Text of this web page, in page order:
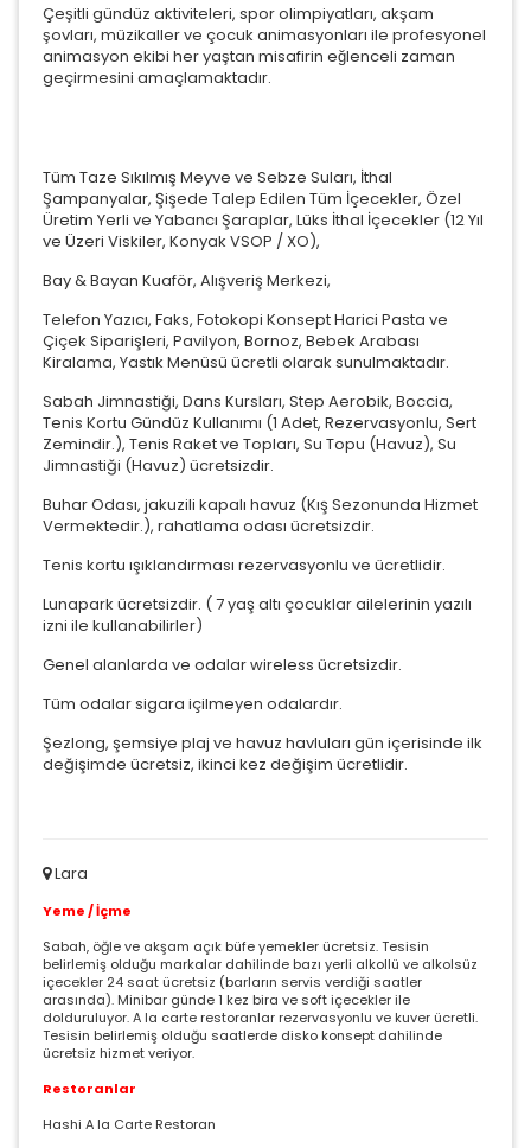
Çeşitli gündüz aktiviteleri, spor olimpiyatları, akşam
şovları, müzikaller ve çocuk animasyonları ile profesyonel
animasyon ekibi her yaştan misafirin eğlenceli zaman
geçirmesini amaçlamaktadır.
Tüm Taze Sıkılmış Meyve ve Sebze Suları, İthal
Şampanyalar, Şişede Talep Edilen Tüm İçecekler, Özel
Üretim Yerli ve Yabancı Şaraplar, Lüks İthal İçecekler (12 Yıl
ve Üzeri Viskiler, Konyak VSOP / XO),
Bay & Bayan Kuaför, Alışveriş Merkezi,
Telefon Yazıcı, Faks, Fotokopi Konsept Harici Pasta ve
Çiçek Siparişleri, Pavilyon, Bornoz, Bebek Arabası
Kiralama, Yastık Menüsü ücretli olarak sunulmaktadır.
Sabah Jimnastiği, Dans Kursları, Step Aerobik, Boccia,
Tenis Kortu Gündüz Kullanımı (1 Adet, Rezervasyonlu, Sert
Zemindir.), Tenis Raket ve Topları, Su Topu (Havuz), Su
Jimnastiği (Havuz) ücretsizdir.
Buhar Odası, jakuzili kapalı havuz (Kış Sezonunda Hizmet
Vermektedir.), rahatlama odası ücretsizdir.
Tenis kortu ışıklandırması rezervasyonlu ve ücretlidir.
Lunapark ücretsizdir. ( 7 yaş altı çocuklar ailelerinin yazılı
izni ile kullanabilirler)
Genel alanlarda ve odalar wireless ücretsizdir.
Tüm odalar sigara içilmeyen odalardır.
Şezlong, şemsiye plaj ve havuz havluları gün içerisinde ilk
değişimde ücretsiz, ikinci kez değişim ücretlidir.
Lara
Yeme / İçme
Sabah, öğle ve akşam açık büfe yemekler ücretsiz. Tesisin
belirlemiş olduğu markalar dahilinde bazı yerli alkollü ve alkolsüz
içecekler 24 saat ücretsiz (barların servis verdiği saatler
arasında). Minibar günde 1 kez bira ve soft içecekler ile
dolduruluyor. A la carte restoranlar rezervasyonlu ve kuver ücretli.
Tesisin belirlemiş olduğu saatlerde disko konsept dahilinde
ücretsiz hizmet veriyor. ​
Restoranlar
Hashi A la Carte Restoran